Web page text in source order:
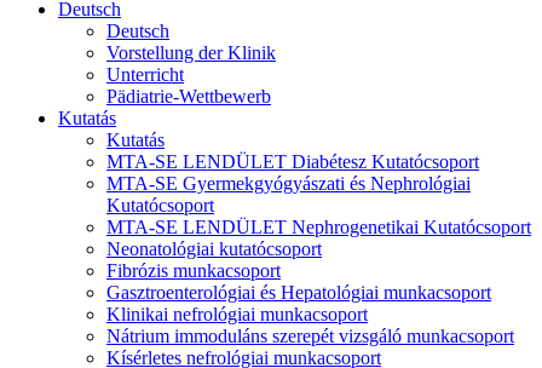
Deutsch
Deutsch
Vorstellung der Klinik
Unterricht
Pädiatrie-Wettbewerb
Kutatás
Kutatás
MTA-SE LENDÜLET Diabétesz Kutatócsoport
MTA-SE Gyermekgyógyászati és Nephrológiai
Kutatócsoport
MTA-SE LENDÜLET Nephrogenetikai Kutatócsoport
Neonatológiai kutatócsoport
Fibrózis munkacsoport
Gasztroenterológiai és Hepatológiai munkacsoport
Klinikai nefrológiai munkacsoport
Nátrium immoduláns szerepét vizsgáló munkacsoport
Kísérletes nefrológiai munkacsoport